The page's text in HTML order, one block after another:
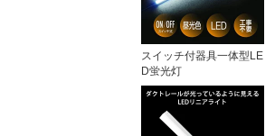
スイッチ付器具一体型LE
D蛍光灯